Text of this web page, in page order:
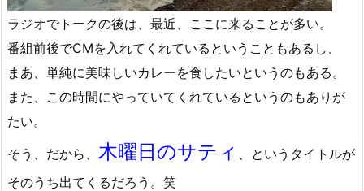
ラジオでトークの後は、最近、ここに来ることが多い。
番組前後でCMを入れてくれているということもあるし、
まあ、単純に美味しいカレーを食したいというのもある。
また、この時間にやっていてくれているというのもありが
たい。
そう、だから、 木曜日のサティ
、というタイトルが
そのうち出てくるだろう。笑